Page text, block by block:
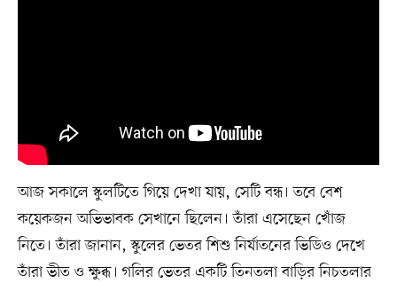
আজ সকালে স্কুলটিতে গিয়ে দেখা যায়, সেটি বন্ধ। তবে বেশ
কয়েকজন অভিভাবক সেখানে ছিলেন। তাঁরা এসেছেন খোঁজ
নিতে। তাঁরা জানান, স্কুলের ভেতর শিশু নির্যাতনের ভিডিও দেখে
তাঁরা ভীত ও ক্ষুব্ধ। গলির ভেতর একটি তিনতলা বাড়ির নিচতলার